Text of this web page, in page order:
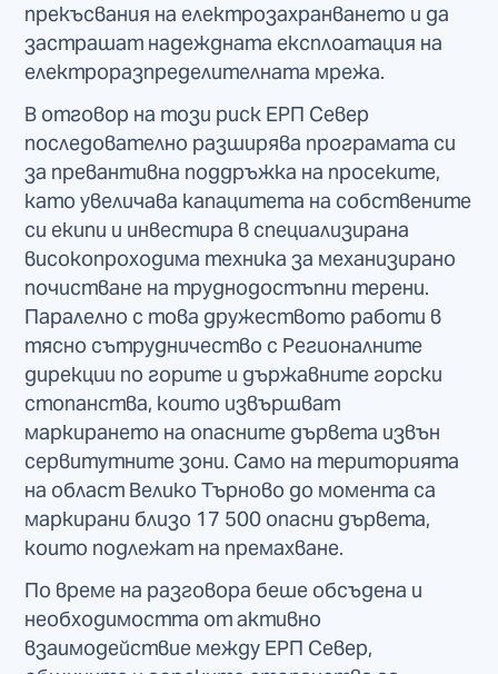
прекъсвания на електрозахранването и да
застрашат надеждната експлоатация на
електроразпределителната мрежа.
В отговор на този риск ЕРП Север
последователно разширява програмата си
за превантивна поддръжка на просеките,
като увеличава капацитета на собствените
си екипи и инвестира в специализирана
високопроходима техника за механизирано
почистване на труднодостъпни терени.
Паралелно с това дружеството работи в
тясно сътрудничество с Регионалните
дирекции по горите и държавните горски
стопанства, които извършват
маркирането на опасните дървета извън
сервитутните зони. Само на територията
на област Велико Търново до момента са
маркирани близо 17 500 опасни дървета,
които подлежат на премахване.
По време на разговора беше обсъдена и
необходимостта от активно
взаимодействие между ЕРП Север,